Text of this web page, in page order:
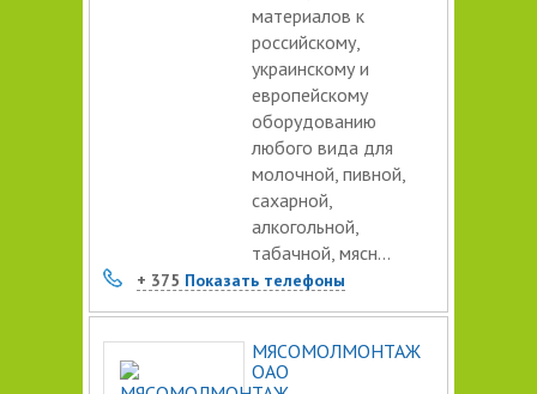
материалов к
российскому,
украинскому и
европейскому
оборудованию
любого вида для
молочной, пивной,
сахарной,
алкогольной,
табачной, мясн...
+ 375 Показать телефоны
МЯСОМОЛМОНТАЖ
ОАО